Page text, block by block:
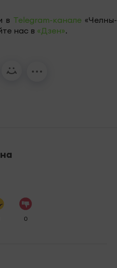
в Telegram-канале «Челны-
нас в «Дзен».
0